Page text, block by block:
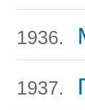
1936.
1937.